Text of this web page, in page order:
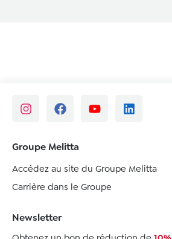
Groupe Melitta
Accédez au site du Groupe Melitta
Carrière dans le Groupe
Newsletter